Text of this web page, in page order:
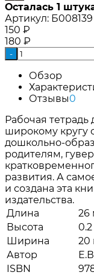
Осталась 1
Артикул: Б008139
150 ₽
180 ₽
-
Обзор
Отзывы0
Рабочая тетрадь
широкому кругу
дошкольно-
родителям,
развития. А
и создана эта
издательства.
Длина
26
Высота
Ширина
20
Автор
ISBN